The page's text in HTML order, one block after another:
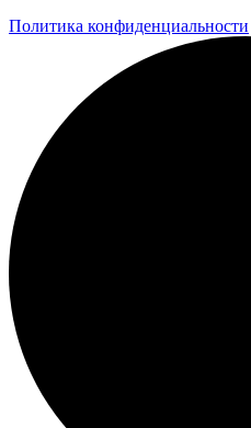
Политика конфиденциальности